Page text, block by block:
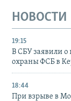
НОВОСТИ
19:15
В СБУ заявили о
охраны ФСБ в
18:44
При взрыве в